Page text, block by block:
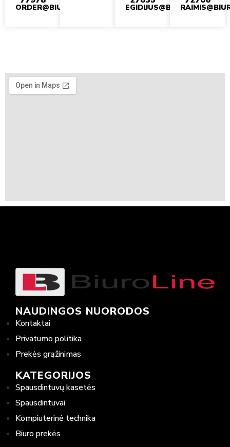
ORDER@BIUROLINE.LT EGIDIJUS@BIUROLINE.LT
NAUDINGOS NUORODOS
Kontaktai
Privatumo politika
Prekės grąžinimas
KATEGORIJOS
Spausdintuvų kasetės
Spausdintuvai
Kompiuterinė technika
Biuro prekės